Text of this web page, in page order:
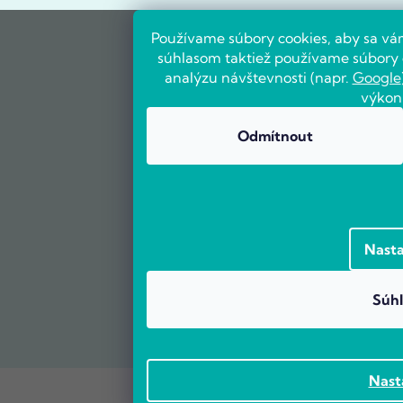
Používame súbory cookies, aby sa
súhlasom taktiež používame
analýzu návštevnosti (napr. Google
Odmítnout
Vytvoril Shoptet Premium